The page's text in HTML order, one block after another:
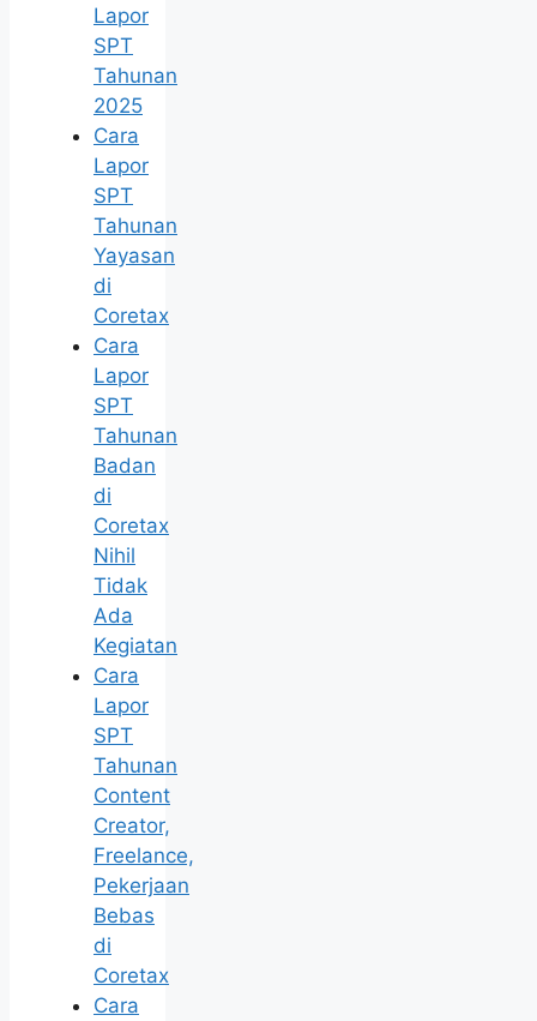
Lapor
SPT
Tahunan
2025
Cara
Lapor
SPT
Tahunan
Yayasan
di
Coretax
Cara
Lapor
SPT
Tahunan
Badan
di
Coretax
Nihil
Tidak
Ada
Kegiatan
Cara
Lapor
SPT
Tahunan
Content
Creator,
Freelance,
Pekerjaan
Bebas
di
Coretax
Cara